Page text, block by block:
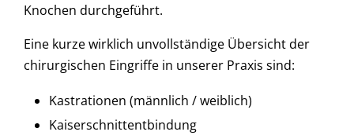
Knochen durchgeführt.
Eine kurze wirklich unvollständige Übersicht der
chirurgischen Eingriffe in unserer Praxis sind:
Kastrationen (männlich / weiblich)
Kaiserschnittentbindung